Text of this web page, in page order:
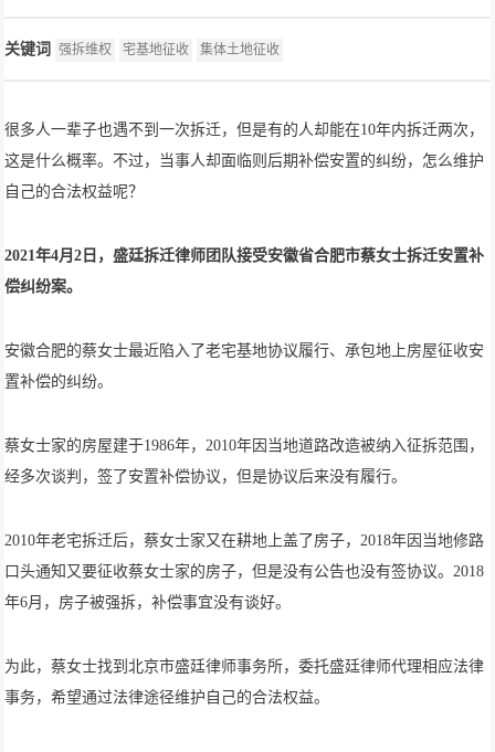
关键词 强拆维权 宅基地征收 集体土地征收
很多人一辈子也遇不到一次拆迁，但是有的人却能在10年内拆迁两次，
这是什么概率。不过，当事人却面临则后期补偿安置的纠纷，怎么维护
自己的合法权益呢？
2021年4月2日，盛廷拆迁律师团队接受安徽省合肥市蔡女士拆迁安置补
偿纠纷案。
安徽合肥的蔡女士最近陷入了老宅基地协议履行、承包地上房屋征收安
置补偿的纠纷。
蔡女士家的房屋建于1986年，2010年因当地道路改造被纳入征拆范围，
经多次谈判，签了安置补偿协议，但是协议后来没有履行。
2010年老宅拆迁后，蔡女士家又在耕地上盖了房子，2018年因当地修路
口头通知又要征收蔡女士家的房子，但是没有公告也没有签协议。2018
年6月，房子被强拆，补偿事宜没有谈好。
为此，蔡女士找到北京市盛廷律师事务所，委托盛廷律师代理相应法律
事务，希望通过法律途径维护自己的合法权益。